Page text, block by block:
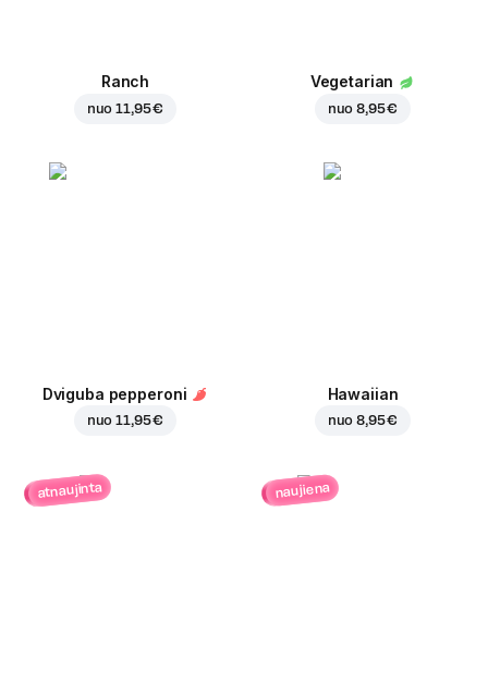
Ranch
nuo11,95 €
Vegetarian
nuo8,95 €
Dviguba pepperoni
nuo11,95 €
Hawaiian
nuo8,95 €
atnaujinta naujiena